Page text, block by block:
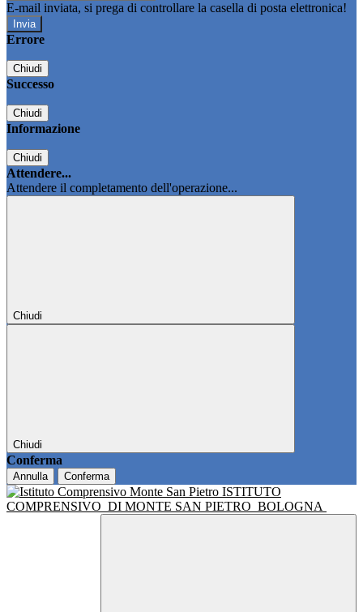
E-mail inviata, si prega di controllare la casella di posta elettronica!
Errore
Chiudi
Successo
Chiudi
Informazione
Chiudi
Attendere...
Attendere il completamento dell'operazione...
Chiudi
Chiudi
Conferma
Annulla Conferma
ISTITUTO
COMPRENSIVO DI MONTE SAN PIETRO BOLOGNA